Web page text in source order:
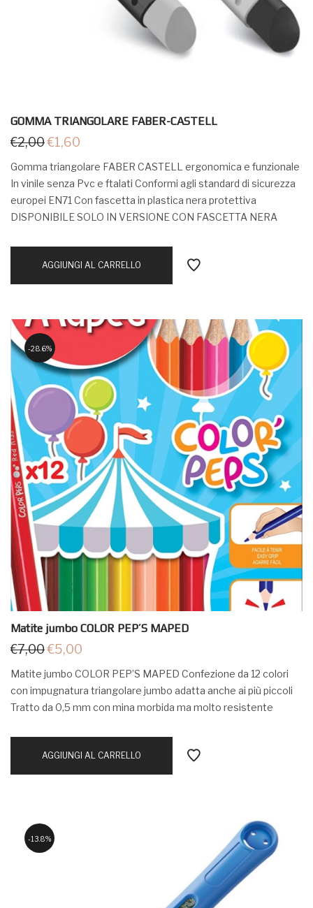
GOMMA TRIANGOLARE FABER-CASTELL
€2,00€1,60
Gomma triangolare FABER CASTELL ergonomica e funzionale
In vinile senza Pvc e ftalati Conformi agli standard di sicurezza
europei EN71 Con fascetta in plastica nera protettiva
DISPONIBILE SOLO IN VERSIONE CON FASCETTA NERA
AGGIUNGI AL CARRELLO
28.6%
Matite jumbo COLOR PEP’S MAPED
€7,00€5,00
Matite jumbo COLOR PEP’S MAPED Confezione da 12 colori
con impugnatura triangolare jumbo adatta anche ai più piccoli
Tratto da 0,5 mm con mina morbida ma molto resistente
AGGIUNGI AL CARRELLO
13.8%